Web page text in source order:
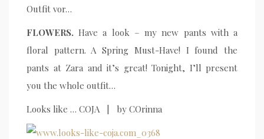
Outfit vor…
FLOWERS. Have a look – my new pants with a
floral pattern. A Spring Must-Have! I found the
pants at Zara and it’s great! Tonight, I’ll present
you the whole outfit…
Looks like … COJA | by COrinna